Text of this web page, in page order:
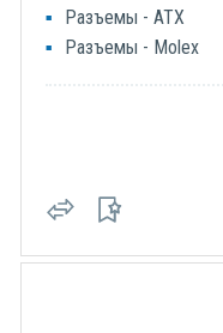
Разъемы - ATX
Разъемы - Molex